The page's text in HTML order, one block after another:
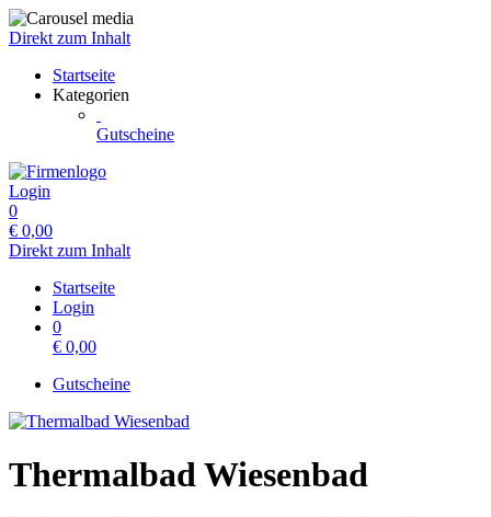
Direkt zum Inhalt
Startseite
Kategorien
Gutscheine
Login
0
€ 0,00
Direkt zum Inhalt
Startseite
Login
0
€ 0,00
Gutscheine
Thermalbad Wiesenbad